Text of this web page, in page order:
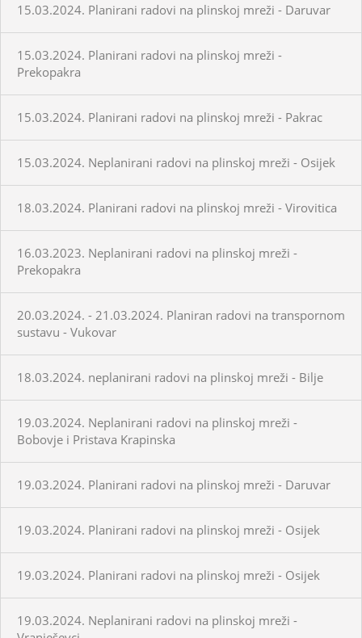
15.03.2024. Planirani radovi na plinskoj mreži - Daruvar
15.03.2024. Planirani radovi na plinskoj mreži -
Prekopakra
15.03.2024. Planirani radovi na plinskoj mreži - Pakrac
15.03.2024. Neplanirani radovi na plinskoj mreži - Osijek
18.03.2024. Planirani radovi na plinskoj mreži - Virovitica
16.03.2023. Neplanirani radovi na plinskoj mreži -
Prekopakra
20.03.2024. - 21.03.2024. Planiran radovi na transpornom
sustavu - Vukovar
18.03.2024. neplanirani radovi na plinskoj mreži - Bilje
19.03.2024. Neplanirani radovi na plinskoj mreži -
Bobovje i Pristava Krapinska
19.03.2024. Planirani radovi na plinskoj mreži - Daruvar
19.03.2024. Planirani radovi na plinskoj mreži - Osijek
19.03.2024. Planirani radovi na plinskoj mreži - Osijek
19.03.2024. Neplanirani radovi na plinskoj mreži -